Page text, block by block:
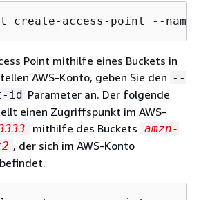
create-access-point --name
Point mithilfe eines Buckets in
AWS-Konto, geben Sie den --
id Parameter an. Der folgende
einen Zugriffspunkt im AWS-
mithilfe des Buckets amzn-
, der sich im AWS-Konto
befindet.